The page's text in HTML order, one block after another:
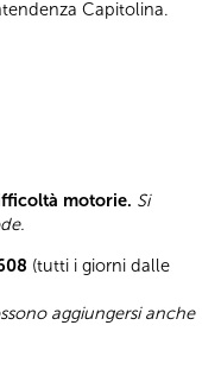
Capitolina.
motorie. Si
(tutti i giorni dalle
aggiungersi anche